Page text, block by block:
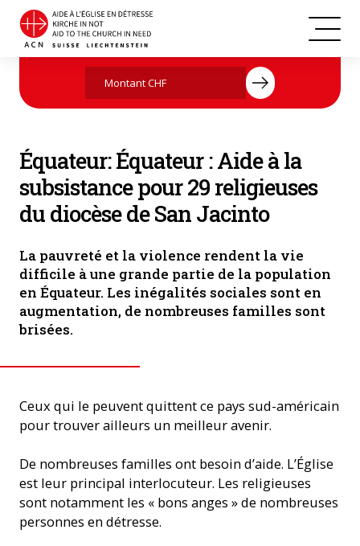
Équateur
Agissez maintenant par votre don
Équateur: Équateur : Aide à la
subsistance pour 29 religieuses
du diocèse de San Jacinto
La pauvreté et la violence rendent la vie
difficile à une grande partie de la population
en Équateur. Les inégalités sociales sont en
augmentation, de nombreuses familles sont
brisées.
Ceux qui le peuvent quittent ce pays sud-américain
pour trouver ailleurs un meilleur avenir.
De nombreuses familles ont besoin d’aide. L’Église
est leur principal interlocuteur. Les religieuses
sont notamment les « bons anges » de nombreuses
personnes en détresse.